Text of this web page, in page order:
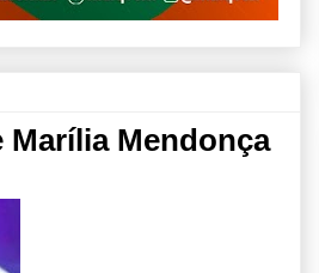
Marília Mendonça